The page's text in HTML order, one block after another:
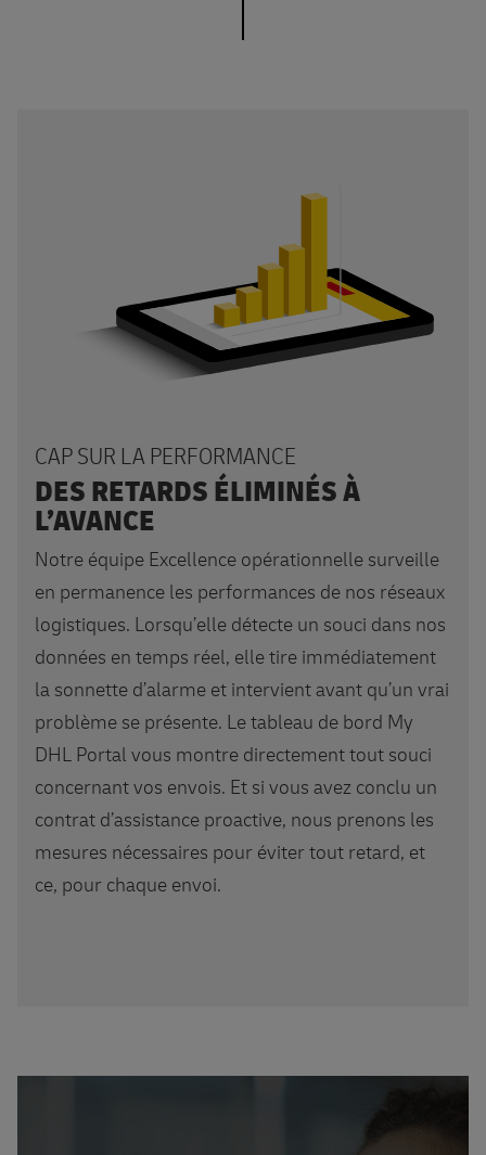
CAP SUR LA PERFORMANCE
DES RETARDS ÉLIMINÉS À
L’AVANCE
Notre équipe Excellence opérationnelle surveille
en permanence les performances de nos réseaux
logistiques. Lorsqu’elle détecte un souci dans nos
données en temps réel, elle tire immédiatement
la sonnette d’alarme et intervient avant qu’un vrai
problème se présente. Le tableau de bord My
DHL Portal vous montre directement tout souci
concernant vos envois. Et si vous avez conclu un
contrat d’assistance proactive, nous prenons les
mesures nécessaires pour éviter tout retard, et
ce, pour chaque envoi.